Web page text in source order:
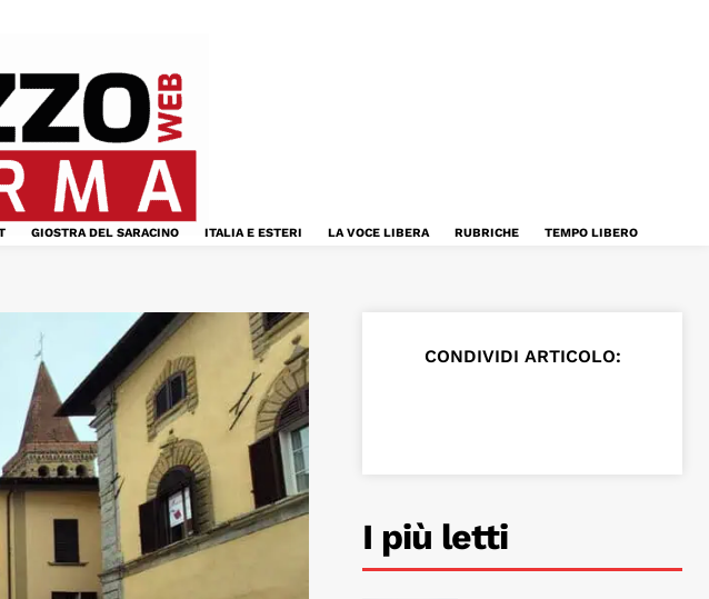
GIOSTRA DEL SARACINO ITALIA E ESTERI LA VOCE LIBERA RUBRICHE TEMPO LIBERO
CONDIVIDI ARTICOLO:
I più letti